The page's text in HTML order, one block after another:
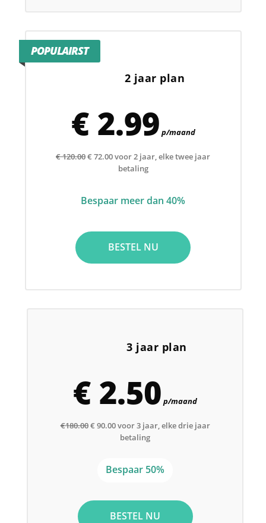
POPULAIRST
2 jaar plan
€ 2.99 p/maand
€ 120.00€ 72.00 voor 2 jaar, elke twee jaar
betaling
Bespaar meer dan 40%
BESTEL NU
3 jaar plan
€ 2.50 p/maand
€180.00€ 90.00 voor 3 jaar, elke drie jaar
betaling
Bespaar 50%
BESTEL NU